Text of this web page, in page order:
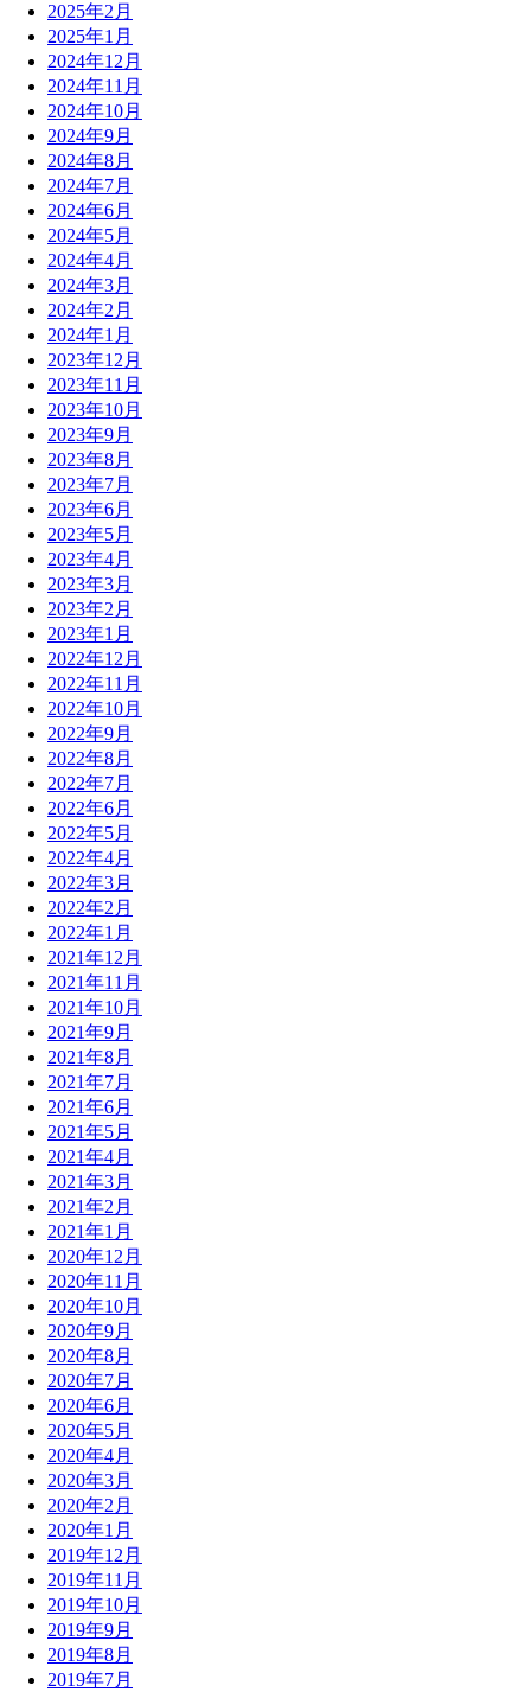
2025年2月
2025年1月
2024年12月
2024年11月
2024年10月
2024年9月
2024年8月
2024年7月
2024年6月
2024年5月
2024年4月
2024年3月
2024年2月
2024年1月
2023年12月
2023年11月
2023年10月
2023年9月
2023年8月
2023年7月
2023年6月
2023年5月
2023年4月
2023年3月
2023年2月
2023年1月
2022年12月
2022年11月
2022年10月
2022年9月
2022年8月
2022年7月
2022年6月
2022年5月
2022年4月
2022年3月
2022年2月
2022年1月
2021年12月
2021年11月
2021年10月
2021年9月
2021年8月
2021年7月
2021年6月
2021年5月
2021年4月
2021年3月
2021年2月
2021年1月
2020年12月
2020年11月
2020年10月
2020年9月
2020年8月
2020年7月
2020年6月
2020年5月
2020年4月
2020年3月
2020年2月
2020年1月
2019年12月
2019年11月
2019年10月
2019年9月
2019年8月
2019年7月